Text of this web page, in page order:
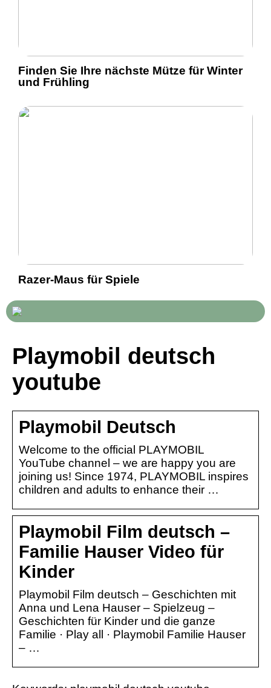
Finden Sie Ihre nächste Mütze für Winter
und Frühling
Razer-Maus für Spiele
Playmobil deutsch
youtube
Playmobil Deutsch
Welcome to the official PLAYMOBIL
YouTube channel – we are happy you are
joining us! Since 1974, PLAYMOBIL inspires
children and adults to enhance their …
Playmobil Film deutsch –
Familie Hauser Video für
Kinder
Playmobil Film deutsch – Geschichten mit
Anna und Lena Hauser – Spielzeug –
Geschichten für Kinder und die ganze
Familie · Play all · Playmobil Familie Hauser
– …